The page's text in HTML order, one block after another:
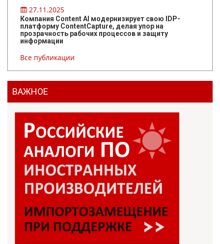
27.11.2025
Компания Content AI модернизирует свою IDP-
платформу ContentCapture, делая упор на
прозрачность рабочих процессов и защиту
информации
Все публикации
ВАЖНОЕ